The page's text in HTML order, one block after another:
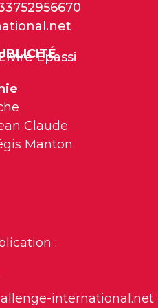
Epassi
Claude
Manton
:
international.net